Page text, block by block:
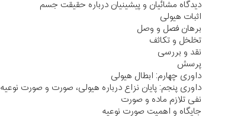
دیدگاه مشائیان و پیشینیان درباره حقیقت جسم
اثبات هیولی
برهان فصل و وصل
تخلخل و تکاثف
نقد و بررسی
پرسش
داوری چهارم: ابطال هیولی
داوری پنجم: پایان نزاع درباره هیولی، صورت و صورت نوعیه
نفی تلازم ماده و صورت
جایگاه و اهمیت صورت نوعیه